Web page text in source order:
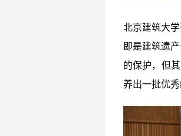
北京建筑大
即是建筑遗
的保护，但
养出一批优